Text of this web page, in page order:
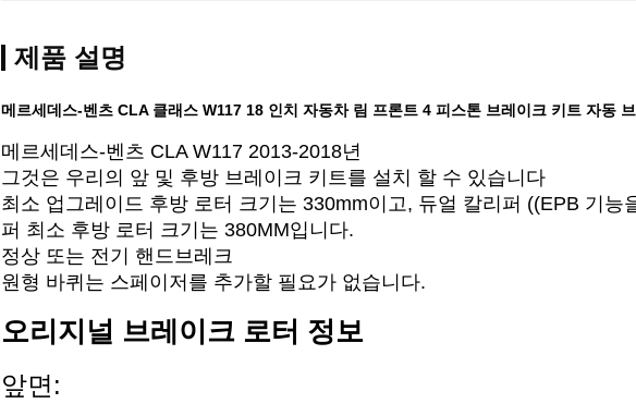
제품 설명
메르세데스-벤츠 CLA 클래스 W117 18 인치 자동차 림 프론트 4 피스톤 브레이크 키트 자동
메르세데스-벤츠 CLA W117 2013-2018년
그것은 우리의 앞 및 후방 브레이크 키트를 설치 할 수 있습니다
최소 업그레이드 후방 로터 크기는 330mm이고, 듀얼 칼리퍼 ((EPB 기
퍼 최소 후방 로터 크기는 380MM입니다.
정상 또는 전기 핸드브레크
원형 바퀴는 스페이저를 추가할 필요가 없습니다.
오리지널 브레이크 로터 정보
앞면: